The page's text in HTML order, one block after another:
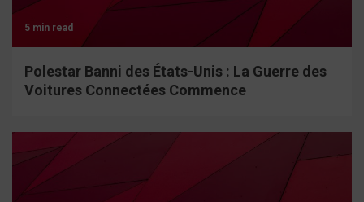
5 min read
Polestar Banni des États-Unis : La Guerre des
Voitures Connectées Commence